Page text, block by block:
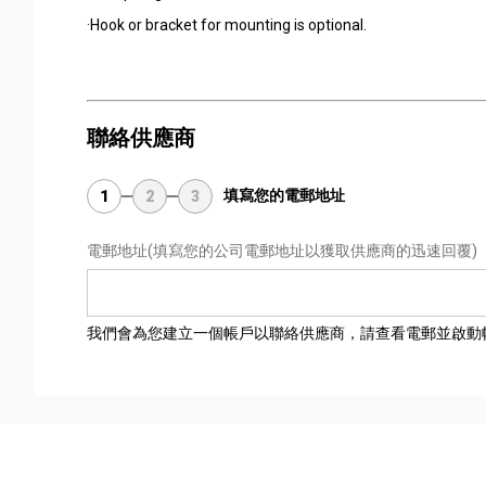
·Hook or bracket for mounting is optional.
聯絡供應商
1 2 3 填寫您的電郵地址
電郵地址(填寫您的公司電郵地址以獲取供應商的迅速回覆)
我們會為您建立一個帳戶以聯絡供應商，請查看電郵並啟動